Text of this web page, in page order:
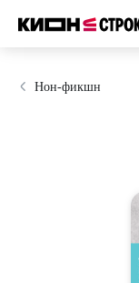
Нон-фикшн